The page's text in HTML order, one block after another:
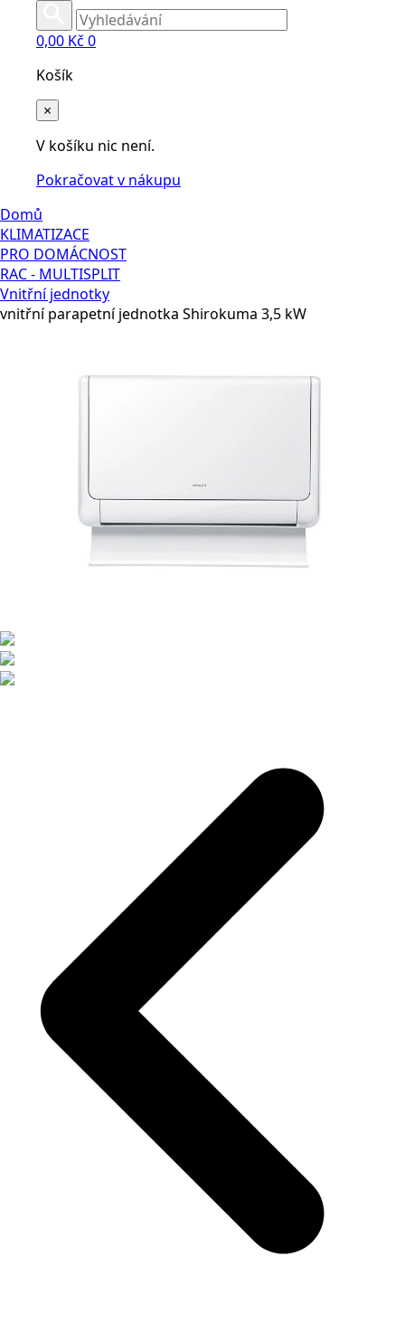
0,00 Kč 0
Košík
×
V košíku nic není.
Pokračovat v nákupu
Domů
KLIMATIZACE
PRO DOMÁCNOST
RAC - MULTISPLIT
Vnitřní jednotky
vnitřní parapetní jednotka Shirokuma 3,5 kW